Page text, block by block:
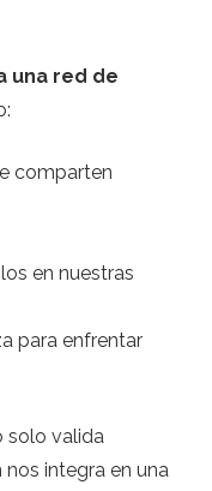
una red de
comparten
en nuestras
para enfrentar
solo valida
integra en una